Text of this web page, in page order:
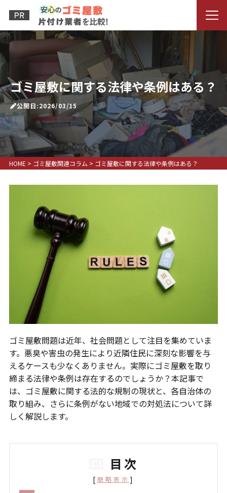
ゴミ屋敷に関する法律や条例はある？
公開日:2026/03/15
HOME > ゴミ屋敷関連コラム > ゴミ屋敷に関する法律や条例はある？
ゴミ屋敷問題は近年、社会問題として注目を集めていま
す。悪臭や害虫の発生により近隣住民に深刻な影響を与
えるケースも少なくありません。実際にゴミ屋敷を取り
締まる法律や条例は存在するのでしょうか？本記事で
は、ゴミ屋敷に関する法的な規制の現状と、各自治体の
取り組み、さらに条例がない地域での対処法について詳
しく解説します。
目次
[ 簡略表示 ]